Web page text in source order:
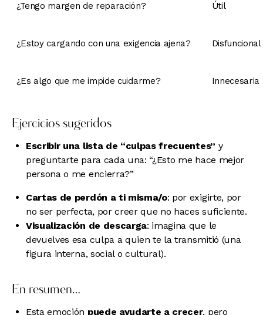
¿Tengo margen de reparación? Útil
¿Estoy cargando con una exigencia ajena? Disfuncional
¿Es algo que me impide cuidarme? Innecesaria
Ejercicios sugeridos
Escribir una lista de “culpas frecuentes” y
preguntarte para cada una: “¿Esto me hace mejor
persona o me encierra?”
Cartas de perdón a ti misma/o: por exigirte, por
no ser perfecta, por creer que no haces suficiente.
Visualización de descarga: imagina que le
devuelves esa culpa a quien te la transmitió (una
figura interna, social o cultural).
En resumen…
Esta emoción puede ayudarte a crecer, pero